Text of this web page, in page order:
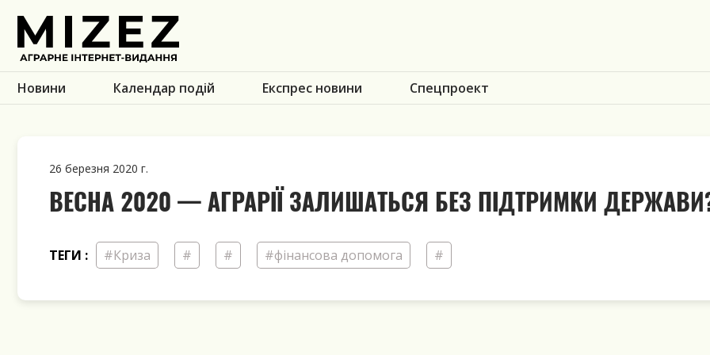
Новини Календар подій Експрес новини Спецпроект
26 березня 2020 г.
ВЕСНА 2020 — АГРАРІЇ ЗАЛИШАТЬСЯ БЕЗ ПІДТРИМКИ
ТЕГИ : #Криза # # #фінансова допомога #